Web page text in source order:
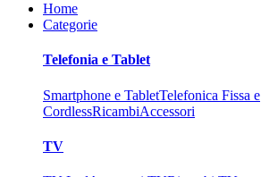
Home
Categorie
Telefonia e Tablet
Smartphone e TabletTelefonica Fissa e
CordlessRicambiAccessori
TV